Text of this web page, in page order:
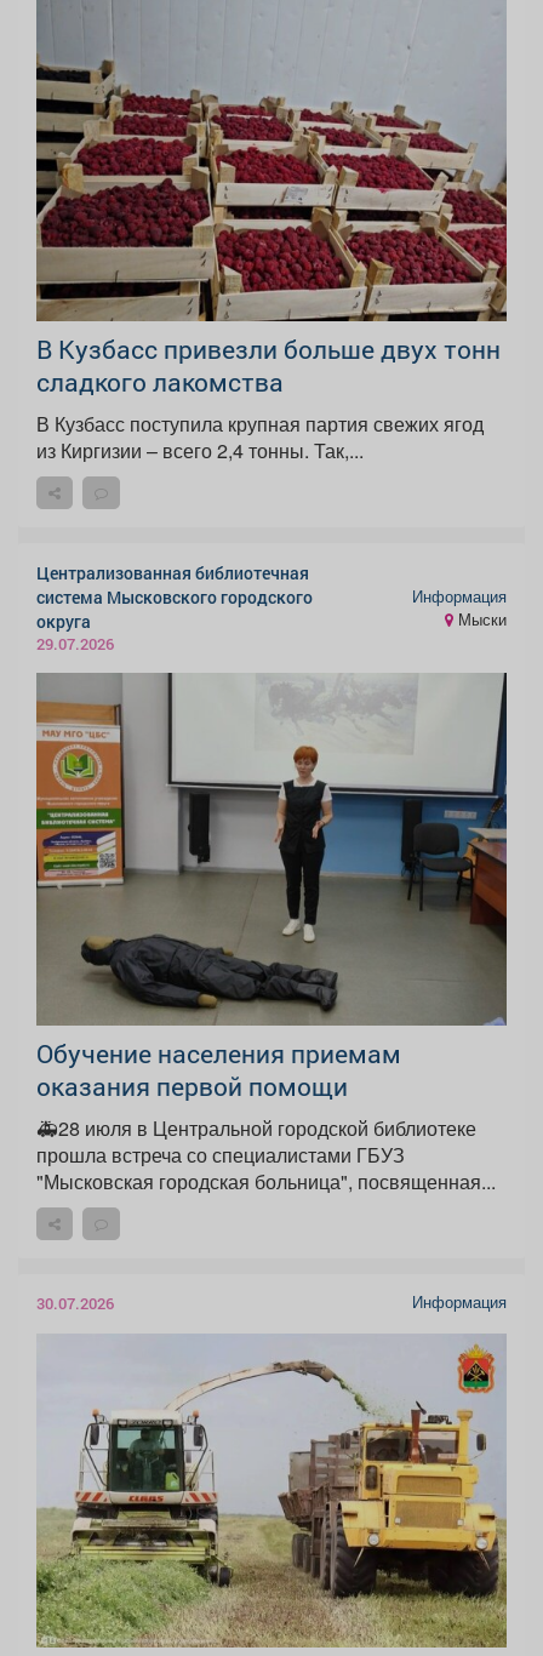
В Кузбасс привезли больше двух тонн
сладкого лакомства
В Кузбасс поступила крупная партия свежих ягод
из Киргизии – всего 2,4 тонны. Так,...
Централизованная библиотечная
система Мысковского городского
округа
29.07.2026
Информация
Мыски
Обучение населения приемам
оказания первой помощи
🚑28 июля в Центральной городской библиотеке
прошла встреча со специалистами ГБУЗ
"Мысковская городская больница", посвященная...
30.07.2026 Информация